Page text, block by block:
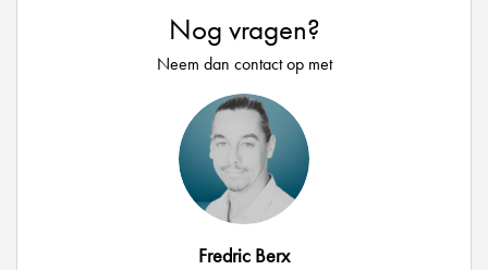
Nog vragen?
Neem dan contact op met
Fredric Berx